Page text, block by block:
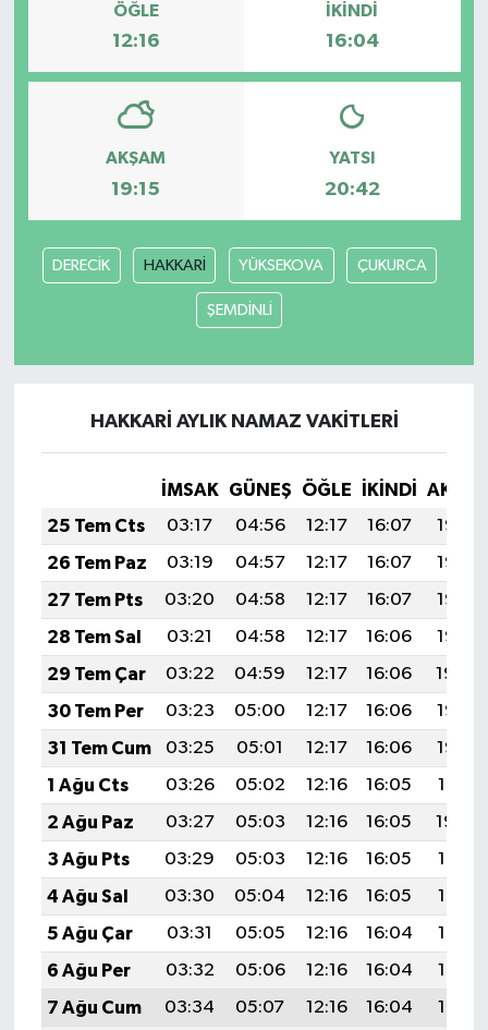
ÖĞLE
12:16
İKINDI
16:04
AKŞAM
19:15
YATSI
20:42
DERECİK HAKKARİ YÜKSEKOVA ÇUKURCA
ŞEMDİNLİ
HAKKARİ AYLIK NAMAZ VAKITLERI
İMSAK GÜNEŞ ÖĞLE İKINDI
25 Tem Cts
03:17 04:56 12:17 16:07
19:27
26 Tem Paz
03:19 04:57 12:17 16:07
19:26
27 Tem Pts
03:20 04:58 12:17 16:07
19:26
28 Tem Sal
03:21 04:58 12:17 16:06
19:25
29 Tem Çar
03:22 04:59 12:17 16:06
19:24
30 Tem Per
03:23 05:00 12:17 16:06
19:23
31 Tem Cum
03:25 05:01 12:17 16:06
19:22
1 Ağu Cts
03:26 05:02 12:16 16:05
19:21
2 Ağu Paz
03:27 05:03 12:16 16:05
19:20
3 Ağu Pts
03:29 05:03 12:16 16:05
19:19
4 Ağu Sal
03:30 05:04 12:16 16:05
19:18
5 Ağu Çar
03:31 05:05 12:16 16:04
19:17
6 Ağu Per
03:32 05:06 12:16 16:04
19:16
7 Ağu Cum
03:34 05:07 12:16 16:04
19:15